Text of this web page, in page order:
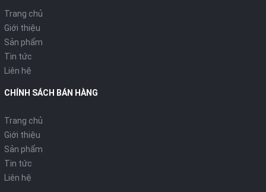
Trang chủ
Giới thiệu
Sản phẩm
Tin tức
Liên hệ
CHÍNH SÁCH BÁN HÀNG
Trang chủ
Giới thiệu
Sản phẩm
Tin tức
Liên hệ